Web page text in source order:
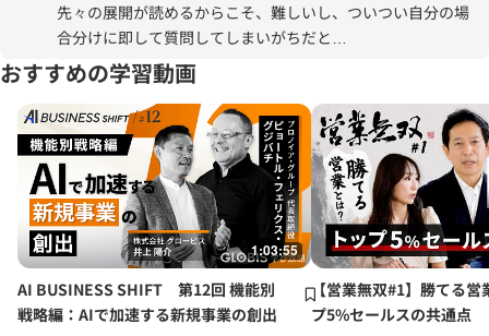
先々の展開が読めるからこそ、難しいし、ついつい自分の場
合分けに即して質問してしまいがちだと
思いました（…心が痛い）。
次に相談されたときに試してみます。
ありがとうございました。
おすすめの学習動画
1:03:55
AI BUSINESS SHIFT 第12回 機能別
戦略編：AIで加速する新規事業の創出
【営業無双#1】勝てる営
プ5%セールスの共通点